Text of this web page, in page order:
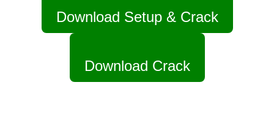
Download Setup & Crack
Download Crack